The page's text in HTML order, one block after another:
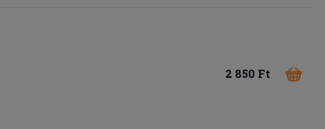
2 850 Ft